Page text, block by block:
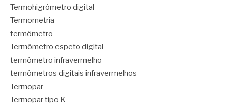
Termohigrômetro digital
Termometria
termômetro
Termômetro espeto digital
termômetro infravermelho
termômetros digitais infravermelhos
Termopar
Termopar tipo K